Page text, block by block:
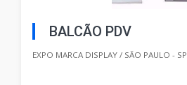
BALCÃO PDV
EXPO MARCA DISPLAY / SÃO PAULO - SP